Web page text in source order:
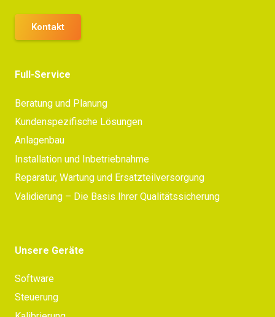
Kontakt
Full-Service
Beratung und Planung
Kundenspezifische Lösungen
Anlagenbau
Installation und Inbetriebnahme
Reparatur, Wartung und Ersatzteilversorgung
Validierung – Die Basis Ihrer Qualitätssicherung
Unsere Geräte
Software
Steuerung